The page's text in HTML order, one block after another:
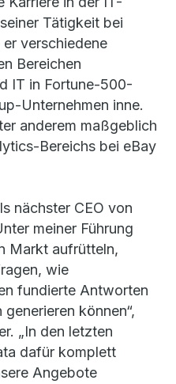
Tätigkeit bei
verschiedene
Bereichen
IT in Fortune-500-
Unternehmen inne.
anderem maßgeblich
Bereichs bei eBay
nächster CEO von
meiner Führung
Markt aufrütteln,
wie
fundierte Antworten
können“,
„In den letzten
dafür komplett
Angebote